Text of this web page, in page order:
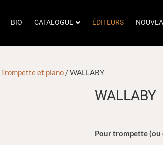
BIO CATALOGUE ÉDITEURS
Trompette et piano / WALLABY
WALLABY
Pour trompette (ou